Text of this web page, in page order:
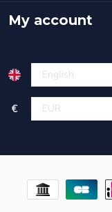
My account
€